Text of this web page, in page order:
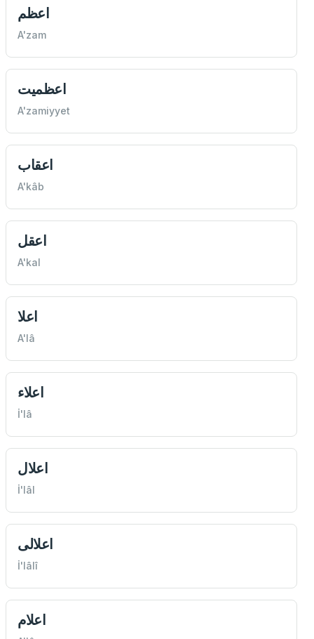
اعظم
A'zam
اعظميت
A'zamiyyet
اعقاب
A'kâb
اعقل
A'kal
اعلا
A'lâ
اعلاء
İ'lâ
اعلال
İ'lâl
اعلالی
İ'lâlî
اعلام